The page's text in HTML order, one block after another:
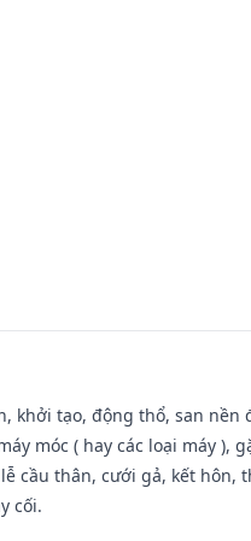
khởi tạo, động thổ, san nền
móc ( hay các loại máy ),
cầu thân, cưới gả, kết hôn,
cối.